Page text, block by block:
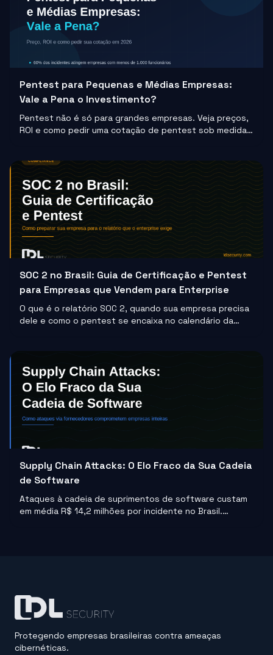
Pentest para Pequenas e Médias Empresas:
Vale a Pena o Investimento?
Pentest não é só para grandes empresas. Veja preços,
ROI e como pedir uma cotação de pentest sob medida
SOC 2 no Brasil: Guia de Certificação e Pentest
para Empresas que Vendem para Enterprise
O que é o relatório SOC 2, quando sua empresa precisa
dele e como o pentest se encaixa no calendário da
Supply Chain Attacks: O Elo Fraco da Sua Cadeia
de Software
Ataques à cadeia de suprimentos de software custam
em média R$ 14,2 milhões por incidente no Brasil.
Protegendo empresas brasileiras contra ameaças
cibernéticas.